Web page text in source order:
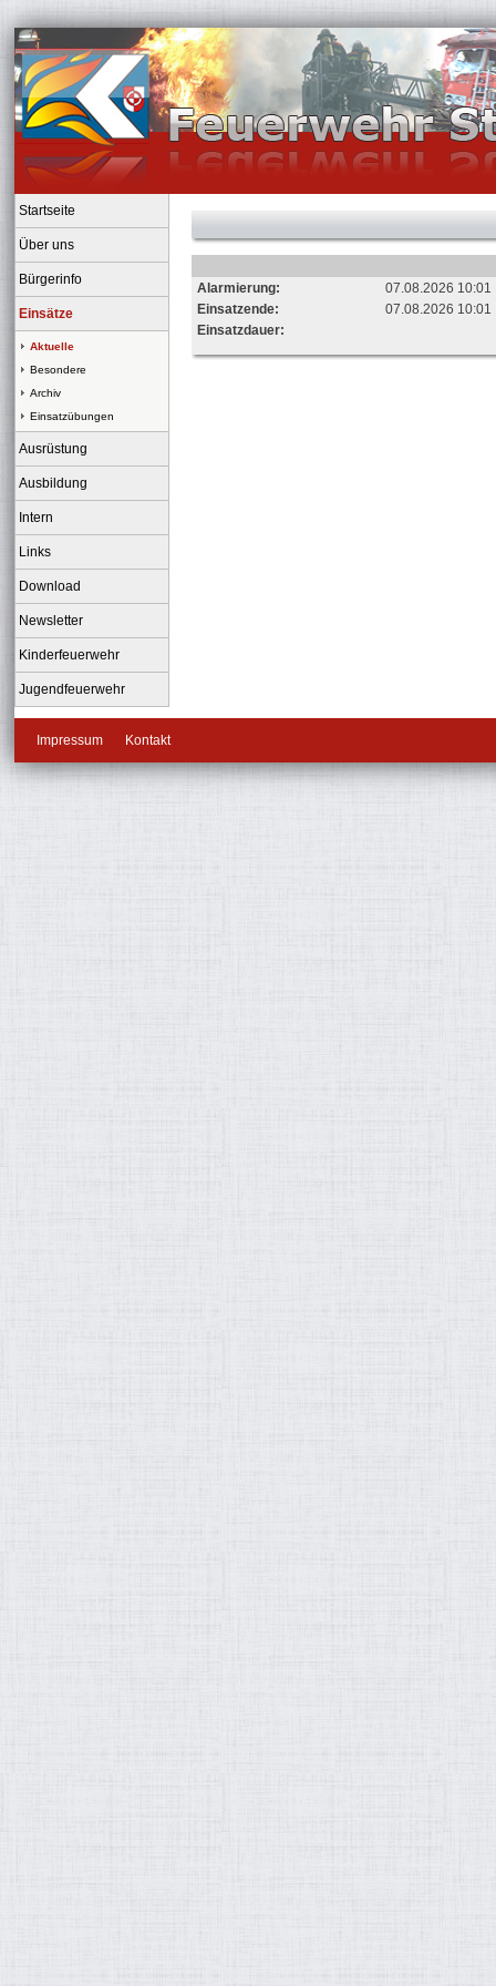
Startseite
Über uns
Bürgerinfo
Einsätze
Aktuelle
Besondere
Archiv
Einsatzübungen
Ausrüstung
Ausbildung
Intern
Links
Download
Newsletter
Kinderfeuerwehr
Jugendfeuerwehr
Alarmierung:
07.08.2026 10:01
Einsatzende:
07.08.2026 10:01
Einsatzdauer:
Impressum Kontakt